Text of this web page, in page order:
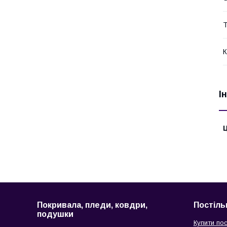
Покривала, пледи, ковдри,
подушки
Купити